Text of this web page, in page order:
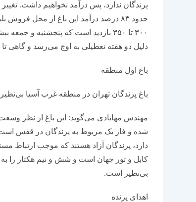
پرندگان ندارد، پس درآمد نخواهیم داشت.
حدود ۸۳ درصد درآمد این باغ از محل
۳۰۰ تا ۳۵۰ بازدید است که پنجشنبه
دلیل دو هفته تعطیلی به اوج می‌رسد و گاهی تا
باغ اول منطقه
باغ پرندگان تهران در منطقه غرب آسیا
مهندس مهابادی می‌گوید: این باغ از نظر وسعت
شده و فاز یک مربوط به پرندگان در قفس
دارد، پرندگان آزاد هستند که موجب ارتباط
بی‌نظیر است.
اهدای پرنده